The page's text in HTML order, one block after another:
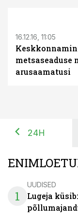
16.12.16, 11:05
metsaseaduse
arusaamatusi
24H
1
UUDISED
Lugeja